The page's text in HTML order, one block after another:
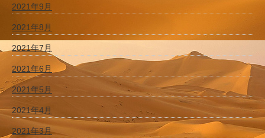
2021年9月
2021年8月
2021年7月
2021年6月
2021年5月
2021年4月
2021年3月